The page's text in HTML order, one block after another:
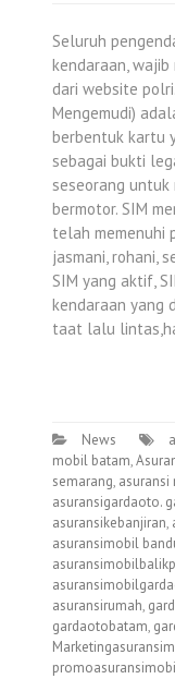
Seluruh
kendaraan,
dari website
Mengemudi)
berbentuk kartu
sebagai bukti
seseorang untuk
bermotor. SIM
telah memenuhi
jasmani, rohani,
SIM yang aktif,
kendaraan yang
taat lalu
News
mobil batam,
semarang, asuransi
asuransigardaoto.
asuransikebanjiran,
asuransimobil
asuransirumah,
gardaotobatam,